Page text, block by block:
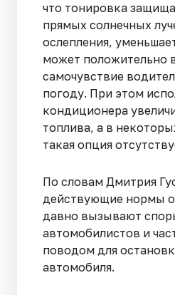
что тонировка
прямых солнечных
ослепления,
может положительно
самочувствие
погоду. При этом
кондиционера
топлива, а в
такая опция
По словам Дмитрия
действующие нормы
давно вызывают
автомобилистов и
поводом для
автомобиля.